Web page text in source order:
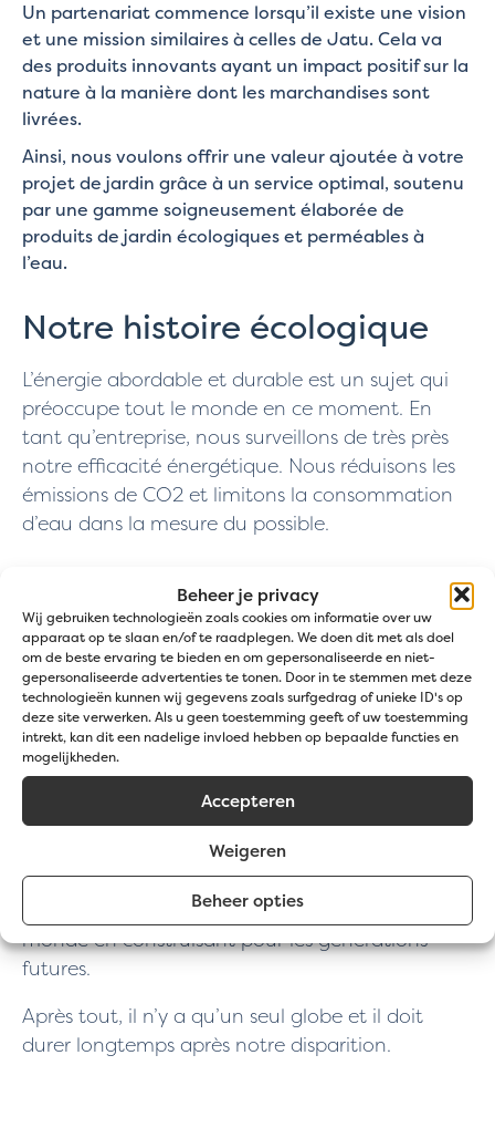
Beheer je privacy
Wij gebruiken technologieën zoals cookies om informatie over uw
apparaat op te slaan en/of te raadplegen. We doen dit met als doel
om de beste ervaring te bieden en om gepersonaliseerde en niet-
gepersonaliseerde advertenties te tonen. Door in te stemmen met deze
technologieën kunnen wij gegevens zoals surfgedrag of unieke ID's op
deze site verwerken. Als u geen toestemming geeft of uw toestemming
intrekt, kan dit een nadelige invloed hebben op bepaalde functies en
mogelijkheden.
Accepteren
Weigeren
Beheer opties
Un partenariat commence lorsqu’il existe une vision
et une mission similaires à celles de Jatu. Cela va
des produits innovants ayant un impact positif sur la
nature à la manière dont les marchandises sont
livrées.
Ainsi, nous voulons offrir une valeur ajoutée à votre
projet de jardin grâce à un service optimal, soutenu
par une gamme soigneusement élaborée de
produits de jardin écologiques et perméables à
l’eau.
Notre histoire écologique
L’énergie abordable et durable est un sujet qui
préoccupe tout le monde en ce moment. En
tant qu’entreprise, nous surveillons de très près
notre efficacité énergétique. Nous réduisons les
émissions de CO2 et limitons la consommation
d’eau dans la mesure du possible.
Build to last
Jatu est fidèle à sa mission et met tout en
œuvre pour développer les aspects socio-
économiques et écologiques de l’entreprise de
manière innovante et responsable.
Nous voulons aller au-delà de la « responsabilité
sociale des entreprises », c’est pourquoi nous
parlons d’entrepreneuriat BTL, ce qui signifie : «
Build to last ». Nous sommes convaincus que
nous pouvons faire la différence dans notre
monde en construisant pour les générations
futures.
Après tout, il n’y a qu’un seul globe et il doit
durer longtemps après notre disparition.